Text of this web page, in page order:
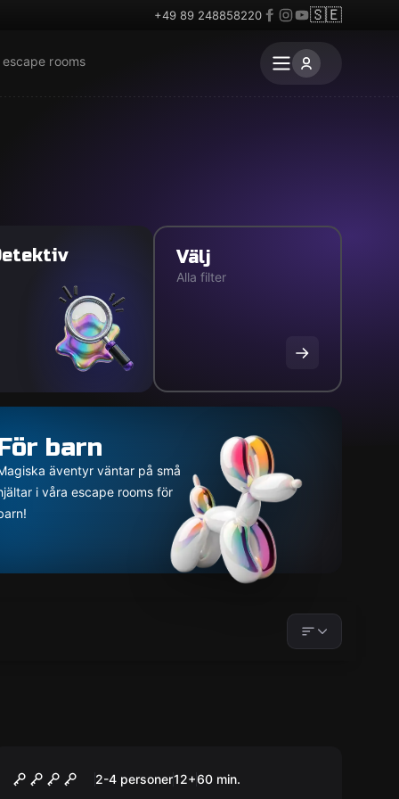
+49 89 248858220 🇸🇪
escape rooms
barn
äventyr väntar på små
i våra escape rooms för
Välj
Alla filter
Skjulet 2-4 personer12+60 min.